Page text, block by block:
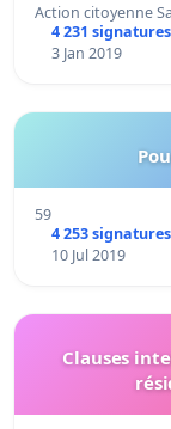
Action citoyenne
4 231 signatures
3 Jan 2019
59
4 253 signatures
10 Jul 2019
Clauses